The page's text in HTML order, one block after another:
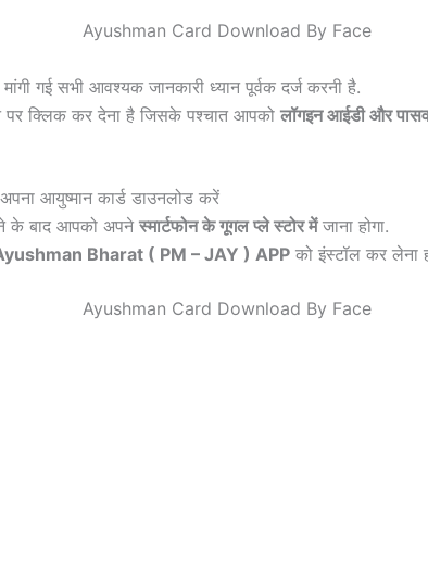
गई सभी आवश्यक जानकारी ध्यान पूर्वक दर्ज करनी है.
क्लिक कर देना है जिसके पश्चात आपको लॉगइन आईडी और
आयुष्मान कार्ड डाउनलोड करें
के बाद आपको अपने स्मार्टफोन के गूगल प्ले स्टोर मेंजाना होगा.
Bharat ( PM – JAY ) APP को इंस्टॉल कर लेना